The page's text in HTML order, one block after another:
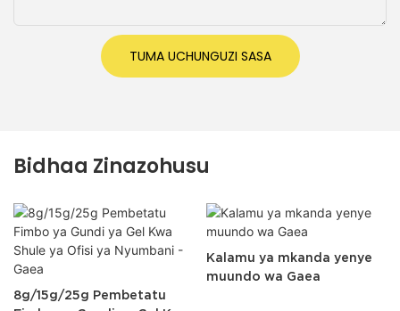
TUMA UCHUNGUZI SASA
Bidhaa Zinazohusu
8g/15g/25g Pembetatu
Kalamu ya mkanda yenye
muundo wa Gaea